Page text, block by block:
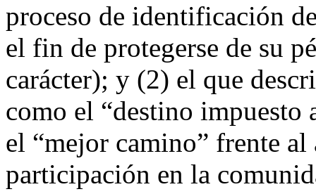
proceso de identificación
el fin de protegerse de su
carácter); y (2) el que
como el “destino
el “mejor camino” frente
participación en la